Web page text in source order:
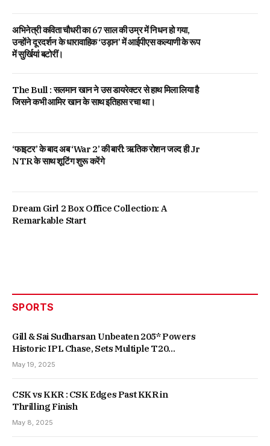
अभिनेत्री कविता चौधरी का 67 साल की उम्र में निधन हो गया,
उन्होंने दूरदर्शन के धारावाहिक ‘उड़ान’ में आईपीएस कल्याणी के रूप
में सुर्खियां बटोरीं।
The Bull : सलमान खान ने उस डायरेक्टर से हाथ मिला लिया है
जिसने कभी आमिर खान के साथ इतिहास रचा था।
‘फाइटर’ के बाद अब ‘War 2’ की बारी: ऋतिक रोशन जल्द ही Jr
NTR के साथ शूटिंग शुरू करेंगे
Dream Girl 2 Box Office Collection: A
Remarkable Start
SPORTS
Gill & Sai Sudharsan Unbeaten 205* Powers
Historic IPL Chase, Sets Multiple T20
Records
May 19, 2025
CSK vs KKR : CSK Edges Past KKR in
Thrilling Finish
May 8, 2025